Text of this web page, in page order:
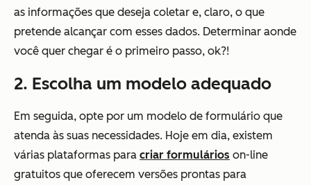
as informações que deseja coletar e, claro, o que
pretende alcançar com esses dados. Determinar aonde
você quer chegar é o primeiro passo, ok?!
2. Escolha um modelo adequado
Em seguida, opte por um modelo de formulário que
atenda às suas necessidades. Hoje em dia, existem
várias plataformas para criar formulários on-line
gratuitos que oferecem versões prontas para